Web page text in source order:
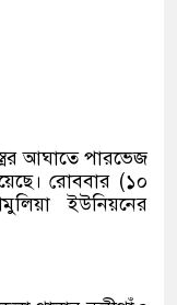
আঘাতে পারভেজ
রোববার (১০
ইউনিয়নের